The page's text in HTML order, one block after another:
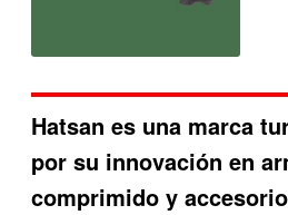
Hatsan es una marca
por su innovación en
comprimido y